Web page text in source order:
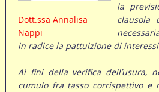
Dott.ssa Annalisa
Nappi
la
clausola
in radice la pattuizione di
Ai fini della verifica dell’usura,
cumulo fra tasso corrispettivo e